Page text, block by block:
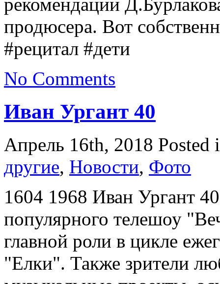
продюсера. Вот
#рецитал #дети
No Comments
Иван Ургант 40
Апрель 16th, 2018 Posted
другие, Новости, Фото
1604 1968 Иван Ургант
популярного телешоу
главной роли в цикле
"Елки". Также зрители